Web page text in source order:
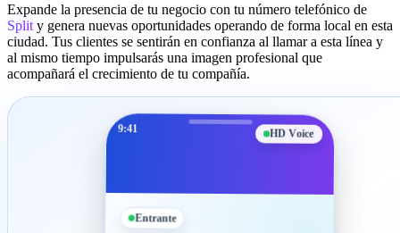
Expande la presencia de tu negocio con tu número telefónico de
Split y genera nuevas oportunidades operando de forma local en esta
ciudad. Tus clientes se sentirán en confianza al llamar a esta línea y
al mismo tiempo impulsarás una imagen profesional que
acompañará el crecimiento de tu compañía.
9:41 HD Voice
Entrante